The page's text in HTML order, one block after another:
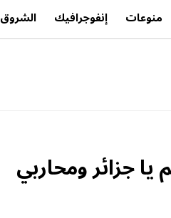
منوعات إنفوجرافيك الشروق News
جزائر ومحاربي